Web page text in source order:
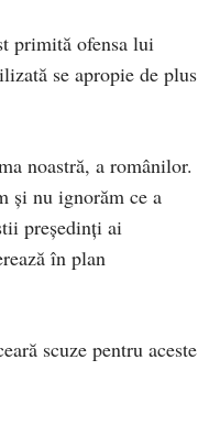
primită ofensa lui
se apropie de plus
noastră, a românilor.
și nu ignorăm ce a
președinți ai
în plan
scuze pentru aceste